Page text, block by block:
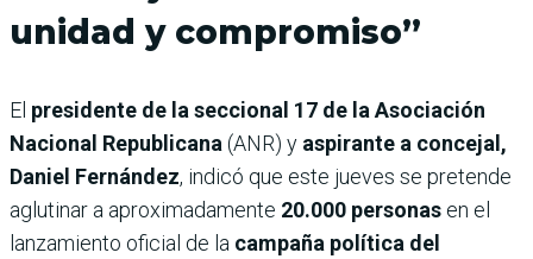
unidad y compromiso”
El presidente de la seccional 17 de la Asociación
Nacional Republicana (ANR) y aspirante a concejal,
Daniel Fernández, indicó que este jueves se pretende
aglutinar a aproximadamente 20.000 personas en el
lanzamiento oficial de la campaña política del